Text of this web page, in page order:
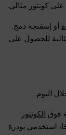
على كونتور مثالي.
أو إسفنجة دمج.
للحصول على
اليوم.
فوق الكونتور
استخدمي بودرة